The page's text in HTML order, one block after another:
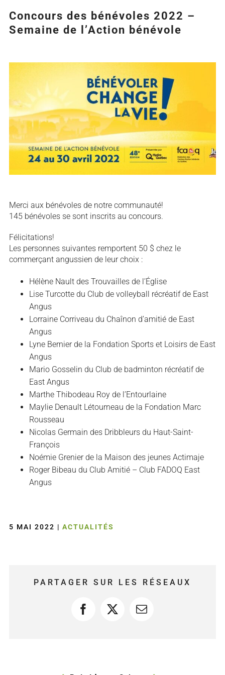
Concours des bénévoles 2022 –
Semaine de l’Action bénévole
Agrandir
l&apos;image
Merci aux bénévoles de notre communauté!
145 bénévoles se sont inscrits au concours.
Félicitations!
Les personnes suivantes remportent 50 $ chez le
commerçant angussien de leur choix :
Hélène Nault des Trouvailles de l’Église
Lise Turcotte du Club de volleyball récréatif de East
Angus
Lorraine Corriveau du Chaînon d’amitié de East
Angus
Lyne Bernier de la Fondation Sports et Loisirs de East
Angus
Mario Gosselin du Club de badminton récréatif de
East Angus
Marthe Thibodeau Roy de l’Entourlaine
Maylie Denault Létourneau de la Fondation Marc
Rousseau
Nicolas Germain des Dribbleurs du Haut-Saint-
François
Noémie Grenier de la Maison des jeunes Actimaje
Roger Bibeau du Club Amitié – Club FADOQ East
Angus
5 MAI 2022 | ACTUALITÉS
PARTAGER SUR LES RÉSEAUX
Facebook
X Courriel